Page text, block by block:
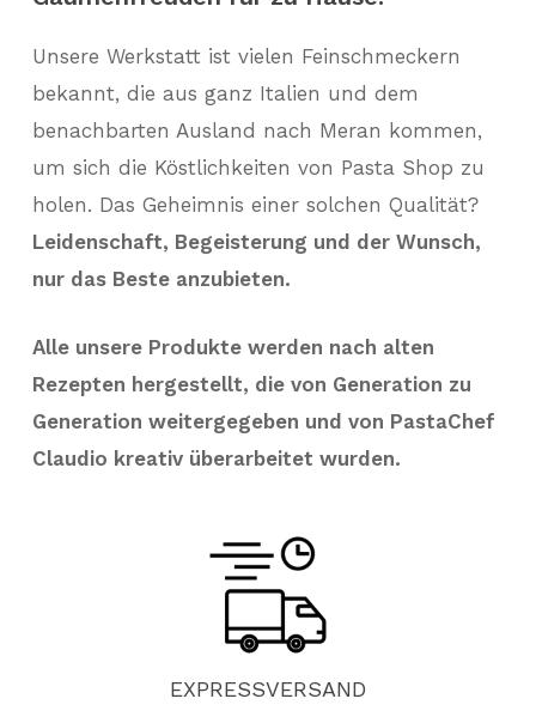
Unsere Werkstatt ist vielen Feinschmeckern
bekannt, die aus ganz Italien und dem
benachbarten Ausland nach Meran kommen,
um sich die Köstlichkeiten von Pasta Shop zu
holen. Das Geheimnis einer solchen Qualität?
Leidenschaft, Begeisterung und der Wunsch,
nur das Beste anzubieten.
Alle unsere Produkte werden nach alten
Rezepten hergestellt, die von Generation zu
Generation weitergegeben und von PastaChef
Claudio kreativ überarbeitet wurden.
EXPRESSVERSAND